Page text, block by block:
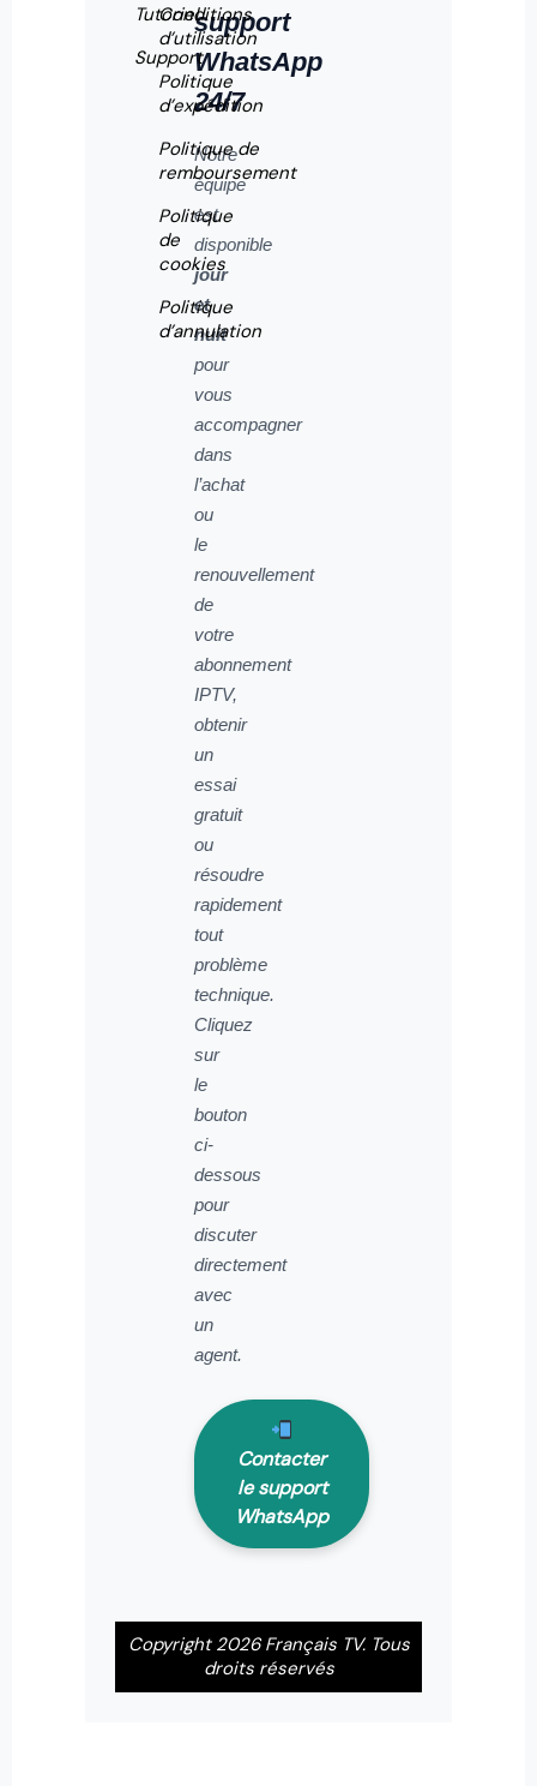
Tutoriel
Support
Conditions
d’utilisation
Politique
d’expédition
Politique de
remboursement
Politique
de
cookies
Politique
d’annulation
support
WhatsApp
24/7
Notre
équipe
est
disponible
jour
et
nuit
pour
vous
accompagner
dans
l’achat
ou
le
renouvellement
de
votre
abonnement
IPTV,
obtenir
un
essai
gratuit
ou
résoudre
rapidement
tout
problème
technique.
Cliquez
sur
le
bouton
ci-
dessous
pour
discuter
directement
avec
un
agent.
Contacter
le support
WhatsApp
Copyright 2026 Français TV. Tous
droits réservés